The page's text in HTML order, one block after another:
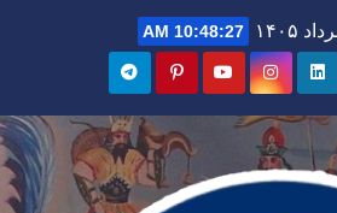
10:48:28 AM